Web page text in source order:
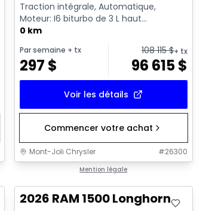
Traction intégrale, Automatique,
Moteur: I6 biturbo de 3 L haut
rendement avec arrêt au ralenti - 6 ...
0 km
Par semaine + tx
297 $
108 115$+ tx
96 615$
Voir les détails
Commencer votre achat
Mont-Joli Chrysler #26300
Mention légale
2026 RAM 1500 Longhorn